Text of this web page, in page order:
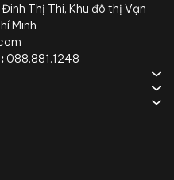
Thị Thi, Khu đô thị Vạn
Minh
088.881.1248